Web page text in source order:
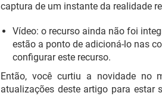
captura de um instante da realidade
Vídeo: o recurso ainda não foi
estão a ponto de adicioná-lo nas
configurar este recurso.
Então, você curtiu a novidade no
atualizações deste artigo para estar